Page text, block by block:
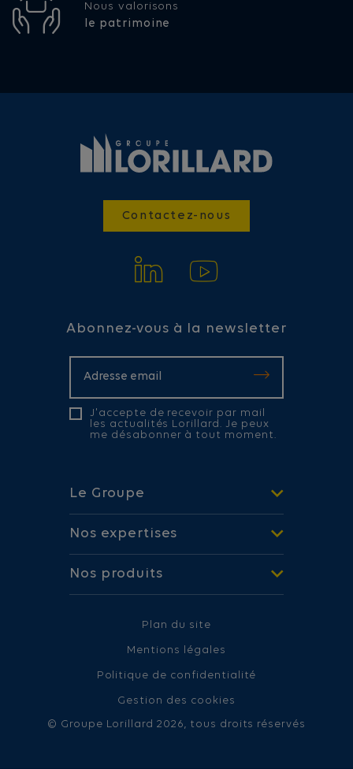
Nous valorisons
le patrimoine
Contactez-nous
Abonnez-vous à la newsletter
J'accepte de recevoir par mail
les actualités Lorillard. Je peux
me désabonner à tout moment.
Le Groupe
Nos expertises
Nos produits
© Groupe Lorillard 2026, tous droits réservés
Plan du site
Mentions légales
Politique de confidentialité
Gestion des cookies